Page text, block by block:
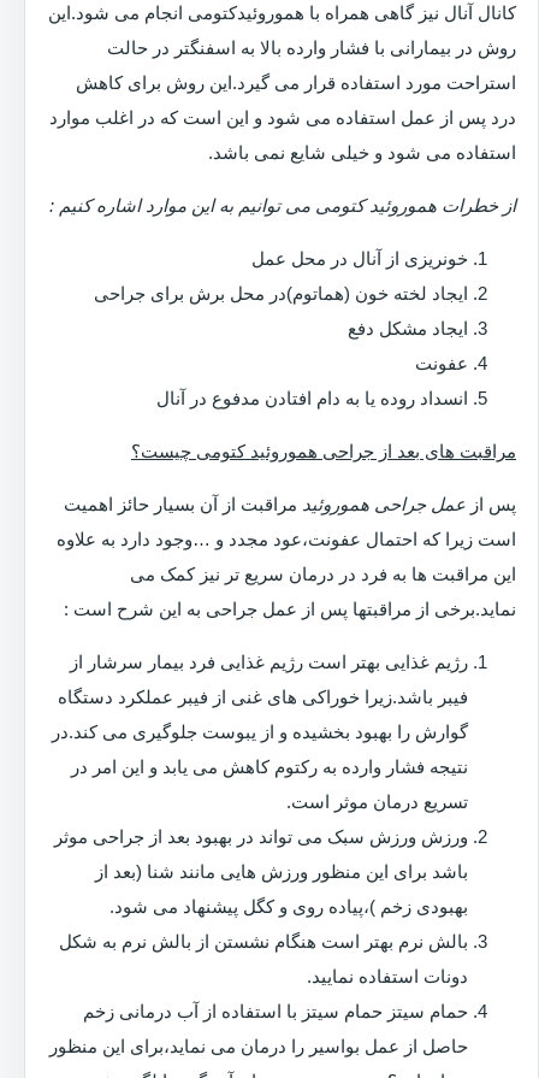
کانال آنال نیز گاهی همراه با هموروئیدکتومی انجام می شود.این
روش در بیمارانی با فشار وارده بالا به اسفنگتر در حالت
استراحت مورد استفاده قرار می گیرد.این روش برای کاهش
درد پس از عمل استفاده می شود و این است که در اغلب موارد
استفاده می شود و خیلی شایع نمی باشد.
از خطرات هموروئید کتومی می توانیم به این موارد اشاره کنیم :
خونریزی از آنال در محل عمل
ایجاد لخته خون (هماتوم)در محل برش برای جراحی
ایجاد مشکل دفع
عفونت
انسداد روده یا به دام افتادن مدفوع در آنال
مراقبت های بعد از جراحی هموروئید کتومی چیست؟
پس از عمل جراحی هموروئید مراقبت از آن بسیار حائز اهمیت
است زیرا که احتمال عفونت،عود مجدد و …وجود دارد به علاوه
این مراقبت ها به فرد در درمان سریع تر نیز کمک می
نماید.برخی از مراقبتها پس از عمل جراحی به این شرح است :
رژیم غذایی بهتر است رژیم غذایی فرد بیمار سرشار از
فیبر باشد.زیرا خوراکی های غنی از فیبر عملکرد دستگاه
گوارش را بهبود بخشیده و از یبوست جلوگیری می کند.در
نتیجه فشار وارده به رکتوم کاهش می یابد و این امر در
تسریع درمان موثر است.
ورزش ورزش سبک می تواند در بهبود بعد از جراحی موثر
باشد برای این منظور ورزش هایی مانند شنا (بعد از
بهبودی زخم )،پیاده روی و کگل پیشنهاد می شود.
بالش نرم بهتر است هنگام نشستن از بالش نرم به شکل
دونات استفاده نمایید.
حمام سیتز حمام سیتز با استفاده از آب درمانی زخم
حاصل از عمل بواسیر را درمان می نماید،برای این منظور